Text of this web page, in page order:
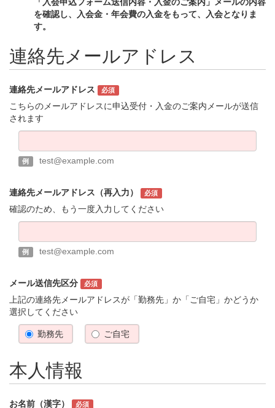
を確認し、入会金・年会費の入金をもって、入会となりま
す。
連絡先メールアドレス
連絡先メールアドレス 必須
こちらのメールアドレスに申込受付・入金のご案内メールが送信
されます
例 test@example.com
連絡先メールアドレス（再入力） 必須
確認のため、もう一度入力してください
例 test@example.com
メール送信先区分 必須
上記の連絡先メールアドレスが「勤務先」か「ご自宅」かどうか
選択してください
勤務先 ご自宅
本人情報
お名前（漢字） 必須